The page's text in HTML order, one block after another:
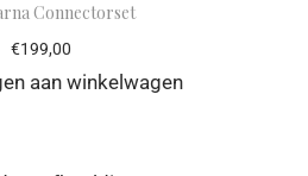
Connectorset
€199,00
aan winkelwagen